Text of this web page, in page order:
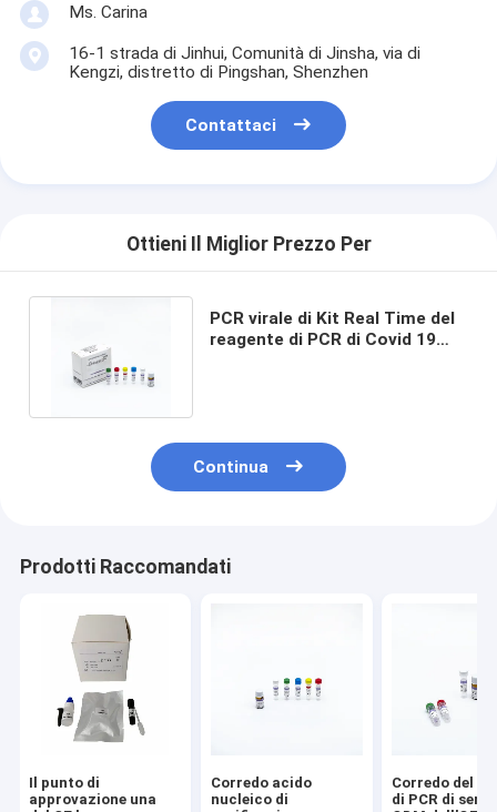
Ms. Carina
16-1 strada di Jinhui, Comunità di Jinsha, via di
Kengzi, distretto di Pingshan, Shenzhen
Contattaci
Ottieni Il Miglior Prezzo Per
PCR virale di Kit Real Time del
reagente di PCR di Covid 19
Continua
Prodotti Raccomandati
Il punto di
approvazione una
Corredo acido
nucleico di
Corredo del
di PCR di